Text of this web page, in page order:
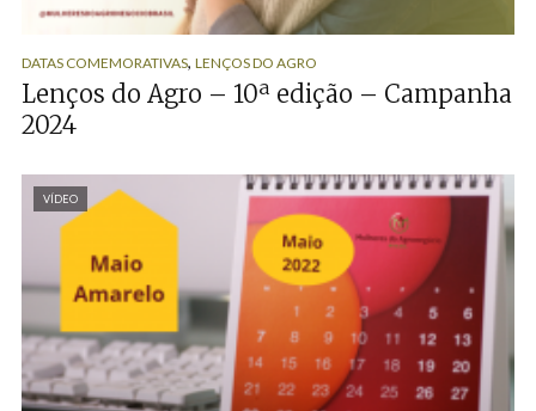
DATAS COMEMORATIVAS, LENÇOS DO AGRO
Lenços do Agro – 10ª edição – Campanha
2024
VÍDEO